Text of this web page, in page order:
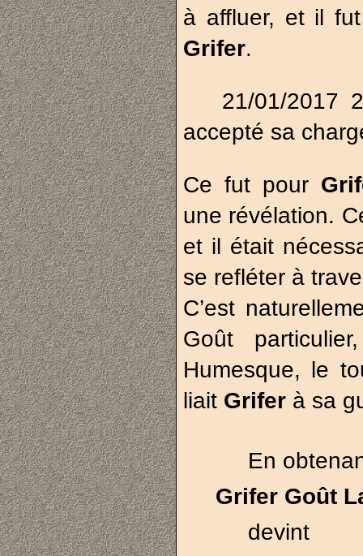
à affluer, et il
Grifer.
21/01/2017
accepté sa
Ce fut pour
une révélation.
et il était
se refléter à
C’est
Goût
Humesque, le
liait Grifer à sa
En
Grifer Goût
devint